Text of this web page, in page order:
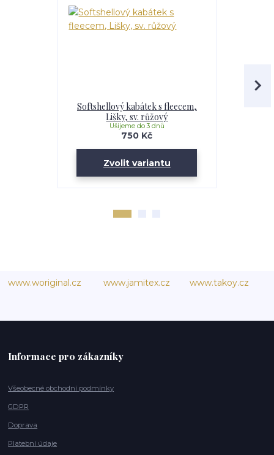
Softshellový kabátek s fleecem,
Lišky, sv. růžový
750 Kč
Ušijeme do 3 dnů
Zvolit variantu
www.woriginal.cz www.jamitex.cz www.takoy.cz
Informace pro zákazníky
Všeobecné obchodní podmínky
GDPR
Doprava
Platební údaje